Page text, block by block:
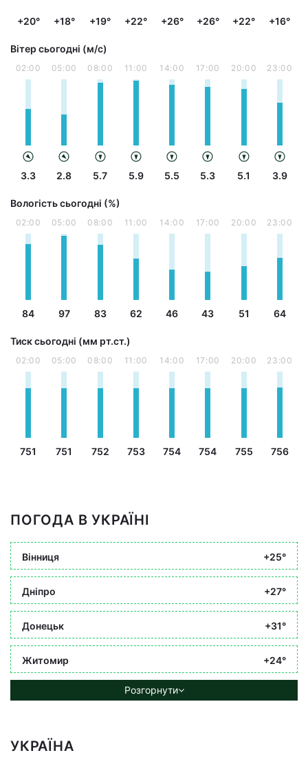
+20° +18° +19° +22° +26° +26° +22° +16°
Вітер сьогодні (м/с)
02:00
3.3
05:00
2.8
08:00
5.7
11:00
5.9
14:00
5.5
17:00
5.3
20:00
5.1
23:00
3.9
Вологість сьогодні (%)
02:00
84
05:00
97
08:00
83
11:00
62
14:00
46
17:00
43
20:00
51
23:00
64
Тиск сьогодні (мм рт.ст.)
02:00
751
05:00
751
08:00
752
11:00
753
14:00
754
17:00
754
20:00
755
23:00
756
ПОГОДА В УКРАЇНІ
Вінниця +25°
Дніпро +27°
Донецьк +31°
Житомир +24°
Розгорнути
УКРАЇНА